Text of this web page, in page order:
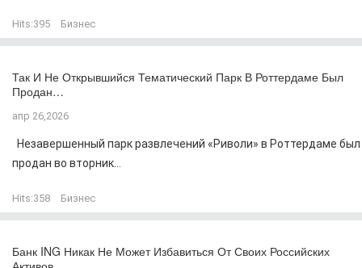
Hits:395 Бизнес
Так И Не Открывшийся Тематический Парк В Роттердаме Был
Продан…
апр 26,2026
Незавершенный парк развлечений «Риволи» в Роттердаме был
продан во вторник...
Hits:358 Бизнес
Банк ING Никак Не Может Избавиться От Своих Российских